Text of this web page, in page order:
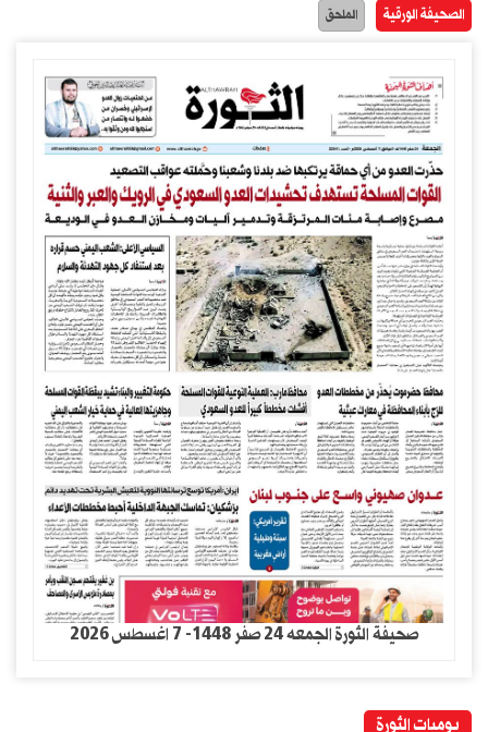
الصحيفة الورقية الملحق
صحيفة الثورة الجمعه 24 صفر 1448- 7 اغسطس 2026